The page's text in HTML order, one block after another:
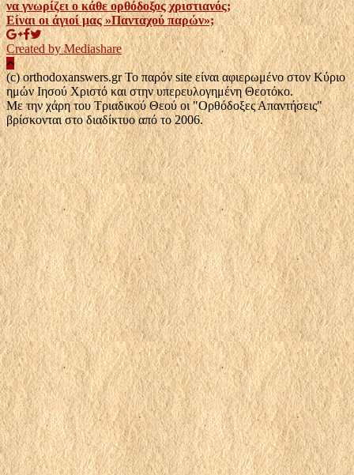
να γνωρίζει ο κάθε ορθόδοξος χριστιανός;
Είναι οι άγιοί μας »Πανταχού παρών»;
Created by Mediashare
(c) orthodoxanswers.gr Το παρόν site είναι αφιερωμένο στον Κύριο
ημών Ιησού Χριστό και στην υπερευλογημένη Θεοτόκο.
Με την χάρη του Τριαδικού Θεού οι "Ορθόδοξες Απαντήσεις"
βρίσκονται στο διαδίκτυο από το 2006.